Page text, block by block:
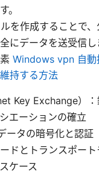
。
を作成することで
にデータを送受信し
Windows vpn 自動
持する方法
Key Exchange）：
エーションの確立
ータの暗号化と認証
ドとトランスポート
ケース